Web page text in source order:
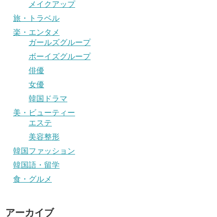
メイクアップ
旅・トラベル
楽・エンタメ
ガールズグループ
ボーイズグループ
俳優
女優
韓国ドラマ
美・ビューティー
エステ
美容整形
韓国ファッション
韓国語・留学
食・グルメ
アーカイブ